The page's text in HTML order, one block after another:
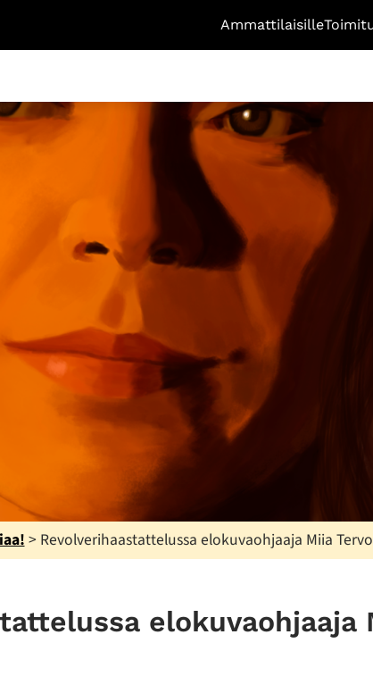
Ammattilaisille
> Revolverihaastattelussa elokuvaohjaaja Miia Tervo
elokuvaohjaaja